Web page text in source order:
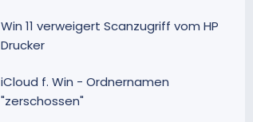
Win 11 verweigert Scanzugriff vom HP
Drucker
iCloud f. Win - Ordnernamen
"zerschossen"